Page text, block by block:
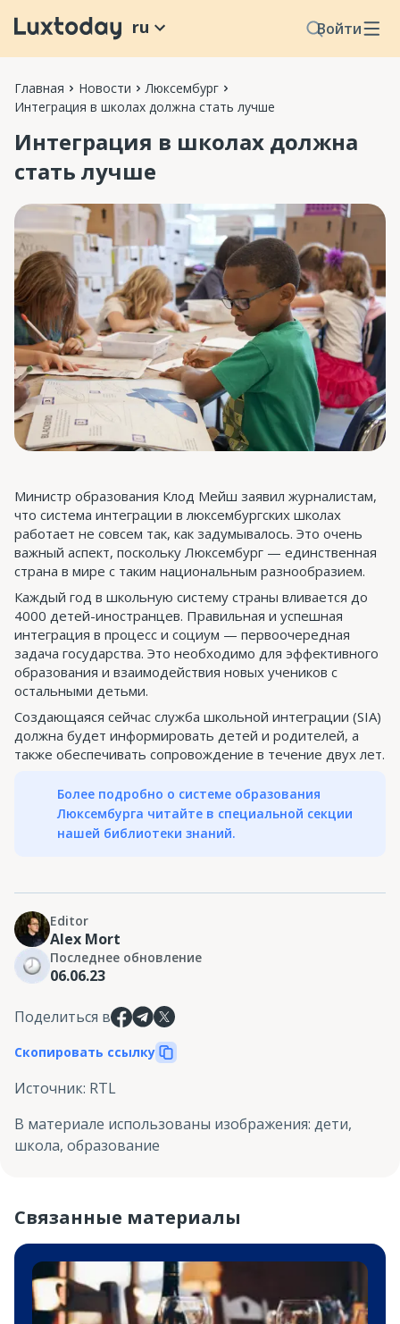
Войти
ru
Главная Новости
Люксембург
Интеграция в школах должна стать лучше
Интеграция в школах должна
стать лучше
Министр образования Клод Мейш заявил журналистам,
что система интеграции в люксембургских школах
работает не совсем так, как задумывалось. Это очень
важный аспект, поскольку Люксембург — единственная
страна в мире с таким национальным разнообразием.
Каждый год в школьную систему страны вливается до
4000 детей-иностранцев. Правильная и успешная
интеграция в процесс и социум — первоочередная
задача государства. Это необходимо для эффективного
образования и взаимодействия новых учеников с
остальными детьми.
Создающаяся сейчас служба школьной интеграции (SIA)
должна будет информировать детей и родителей, а
также обеспечивать сопровождение в течение двух лет.
Более подробно о системе образования
Люксембурга читайте в специальной секции
нашей библиотеки знаний.
Editor
Alex Mort
Последнее обновление
06.06.23
Поделиться в
Скопировать ссылку
Источник: RTL
В материале использованы изображения: дети,
школа, образование
Связанные материалы